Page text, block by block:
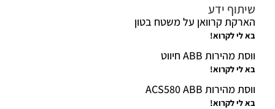
שיתוף ידע
הארקת קרוואן על משטח בטון
בא לי לקרוא!
ווסת מהירות ABB חיווט
בא לי לקרוא!
ווסת מהירות ACS580 ABB
בא לי לקרוא!